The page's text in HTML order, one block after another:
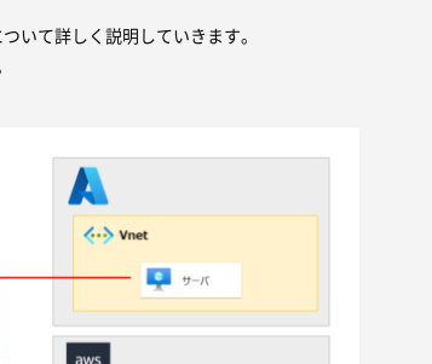
いて詳しく説明していきます。